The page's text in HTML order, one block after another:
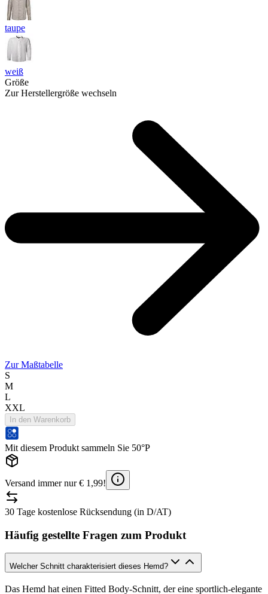
taupe
weiß
Größe
Zur Herstellergröße wechseln
Zur Maßtabelle
S
M
L
XXL
In den Warenkorb
Mit diesem Produkt sammeln Sie 50°P
Versand immer nur € 1,99!
30 Tage kostenlose Rücksendung (in D/AT)
Häufig gestellte Fragen zum Produkt
Welcher Schnitt charakterisiert dieses Hemd?
Das Hemd hat einen Fitted Body-Schnitt, der eine sportlich-elegante